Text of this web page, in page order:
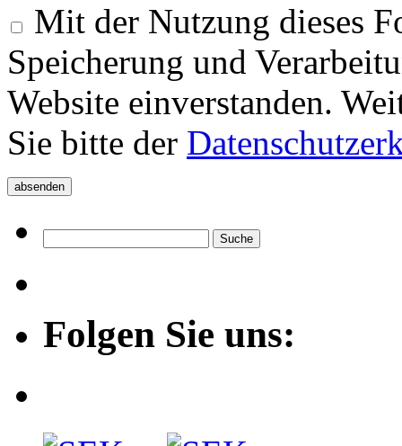
Mit der Nutzung dieses
Speicherung und
Website einverstanden.
Sie bitte der
Folgen Sie uns: